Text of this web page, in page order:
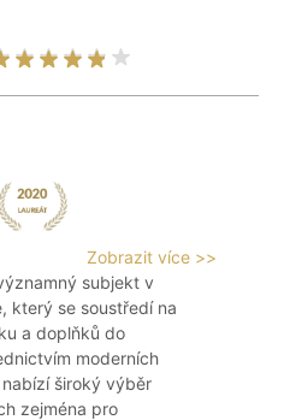
Zobrazit více >>
subjekt v
který se soustředí na
a doplňků do
moderních
široký výběr
zejména pro